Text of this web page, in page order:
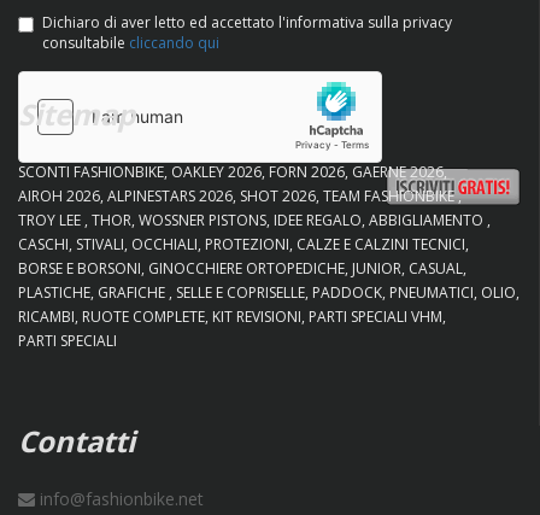
Dichiaro di aver letto ed accettato l'informativa sulla privacy
consultabile cliccando qui
Sitemap
SCONTI FASHIONBIKE OAKLEY 2026 FORN 2026 GAERNE 2026
AIROH 2026 ALPINESTARS 2026 SHOT 2026 TEAM FASHIONBIKE
TROY LEE THOR WOSSNER PISTONS IDEE REGALO ABBIGLIAMENTO
CASCHI STIVALI OCCHIALI PROTEZIONI CALZE E CALZINI TECNICI
BORSE E BORSONI GINOCCHIERE ORTOPEDICHE JUNIOR CASUAL
PLASTICHE GRAFICHE SELLE E COPRISELLE PADDOCK PNEUMATICI OLIO
RICAMBI RUOTE COMPLETE KIT REVISIONI PARTI SPECIALI VHM
PARTI SPECIALI
Contatti
info@fashionbike.net